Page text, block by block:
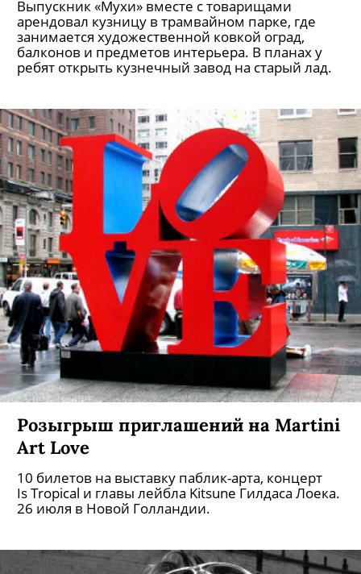
Выпускник «Мухи» вместе с товарищами
арендовал кузницу в трамвайном парке, где
занимается художественной ковкой оград,
балконов и предметов интерьера. В планах у
ребят открыть кузнечный завод на старый лад.
Розыгрыш приглашений на Martini
Art Love
10 билетов на выставку паблик-арта, концерт
Is Tropical и главы лейбла Kitsune Гилдаса Лоека.
26 июля в Новой Голландии.